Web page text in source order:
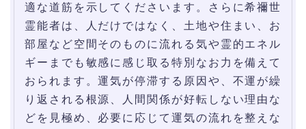
適な道筋を示してくださいます。さらに希禰世
霊能者は、人だけではなく、土地や住まい、お
部屋など空間そのものに流れる気や霊的エネル
ギーまでも敏感に感じ取る特別なお力を備えて
おられます。運気が停滞する原因や、不運が繰
り返される根源、人間関係が好転しない理由な
どを見極め、必要に応じて運気の流れを整えな